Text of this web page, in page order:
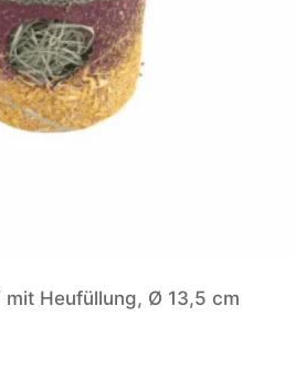
mit Heufüllung, Ø 13,5 cm